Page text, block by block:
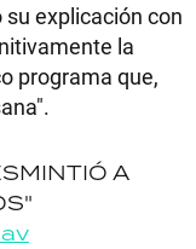
explicación con
la
programa que,
A